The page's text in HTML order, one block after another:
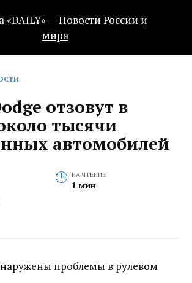
отзовут в
тысячи
автомобилей‍
НА ЧТЕНИЕ
1 мин
проблемы в рулевом